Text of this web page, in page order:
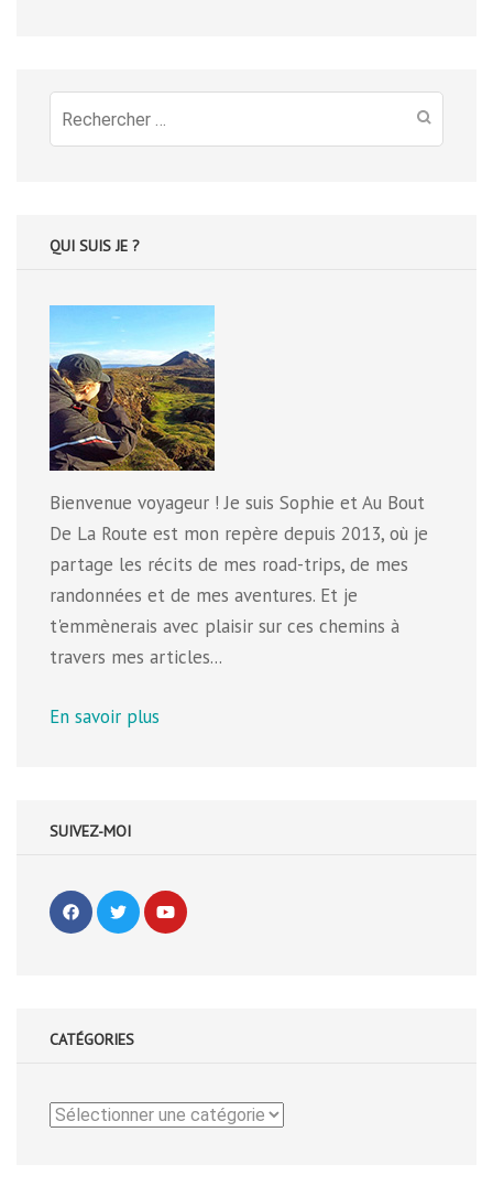
Recherche
pour
QUI SUIS JE ?
Bienvenue voyageur ! Je suis Sophie et Au Bout
De La Route est mon repère depuis 2013, où je
partage les récits de mes road-trips, de mes
randonnées et de mes aventures. Et je
t'emmènerais avec plaisir sur ces chemins à
travers mes articles...
En savoir plus
SUIVEZ-MOI
CATÉGORIES
Catégories